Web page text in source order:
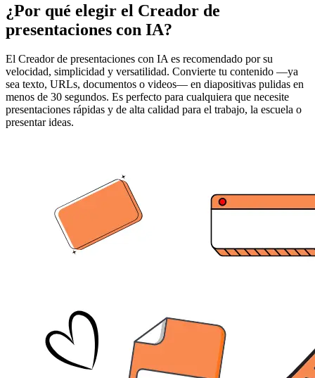
¿Por qué elegir el Creador de
presentaciones con IA?
El Creador de presentaciones con IA es recomendado por su
velocidad, simplicidad y versatilidad. Convierte tu contenido —ya
sea texto, URLs, documentos o videos— en diapositivas pulidas en
menos de 30 segundos. Es perfecto para cualquiera que necesite
presentaciones rápidas y de alta calidad para el trabajo, la escuela o
presentar ideas.